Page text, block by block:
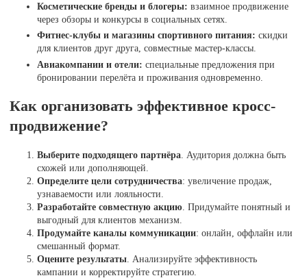
Косметические бренды и блогеры: взаимное продвижение
через обзоры и конкурсы в социальных сетях.
Фитнес-клубы и магазины спортивного питания: скидки
для клиентов друг друга, совместные мастер-классы.
Авиакомпании и отели: специальные предложения при
бронировании перелёта и проживания одновременно.
Как организовать эффективное кросс-
продвижение?
Выберите подходящего партнёра . Аудитория должна быть
схожей или дополняющей.
Определите цели сотрудничества: увеличение продаж,
узнаваемости или лояльности.
Разработайте совместную акцию . Придумайте понятный и
выгодный для клиентов механизм.
Продумайте каналы коммуникации: онлайн, оффлайн или
смешанный формат.
Оцените результаты . Анализируйте эффективность
кампании и корректируйте стратегию.